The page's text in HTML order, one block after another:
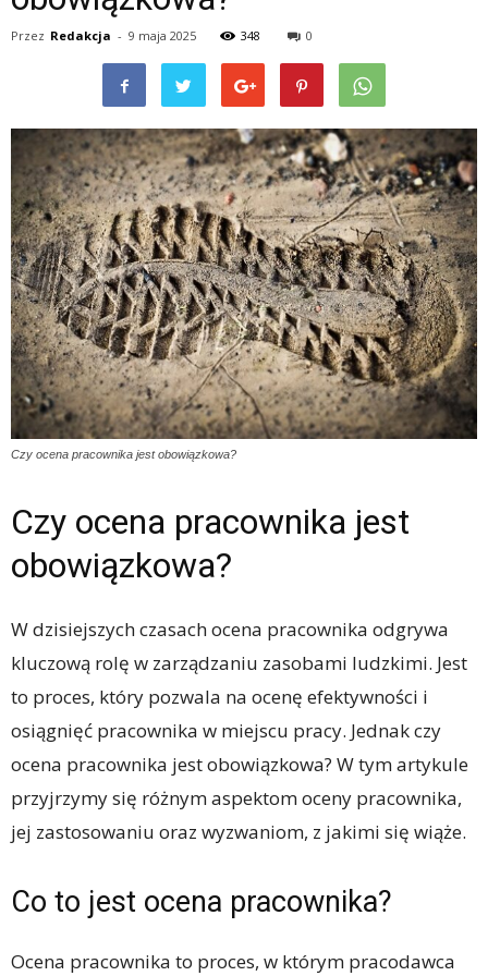
Przez Redakcja - 9 maja 2025 348 0
Czy ocena pracownika jest obowiązkowa?
Czy ocena pracownika jest
obowiązkowa?
W dzisiejszych czasach ocena pracownika odgrywa
kluczową rolę w zarządzaniu zasobami ludzkimi. Jest
to proces, który pozwala na ocenę efektywności i
osiągnięć pracownika w miejscu pracy. Jednak czy
ocena pracownika jest obowiązkowa? W tym artykule
przyjrzymy się różnym aspektom oceny pracownika,
jej zastosowaniu oraz wyzwaniom, z jakimi się wiąże.
Co to jest ocena pracownika?
Ocena pracownika to proces, w którym pracodawca